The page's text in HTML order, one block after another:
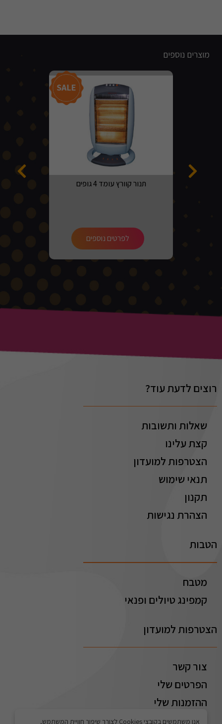
אנו משתמשים בקובצי Cookies לצורך שיפור חוויית המשתמש,
מוצרים נוספים
תנור קוורץ עומד 4 גופים
לפרטים נוספים
רוצים לדעת עוד?
שאלות ותשובות
קצת עלינו
הצטרפות למועדון
תנאי שימוש
תקנון
הצהרת נגישות
הטבות
מטבח
קמפינג טיולים ופנאי
הצטרפות למועדון
צור קשר
הפרטים שלי
ההזמנות שלי